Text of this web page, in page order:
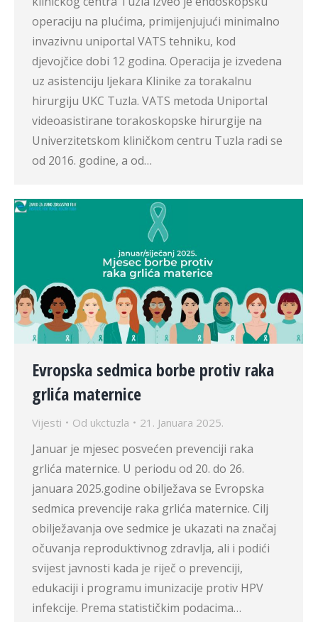
operaciju na plućima, primijenjujući minimalno
invazivnu uniportal VATS tehniku, kod
djevojčice dobi 12 godina. Operacija je izvedena
uz asistenciju ljekara Klinike za torakalnu
hirurgiju UKC Tuzla. VATS metoda Uniportal
videoasistirane torakoskopske hirurgije na
Univerzitetskom kliničkom centru Tuzla radi se
od 2016. godine, a od…
Evropska sedmica borbe protiv raka
grlića maternice
Vijesti Od ukctuzla 21. Januara 2025.
Januar je mjesec posvećen prevenciji raka
grlića maternice. U periodu od 20. do 26.
januara 2025.godine obilježava se Evropska
sedmica prevencije raka grlića maternice. Cilj
obilježavanja ove sedmice je ukazati na značaj
očuvanja reproduktivnog zdravlja, ali i podići
svijest javnosti kada je riječ o prevenciji,
edukaciji i programu imunizacije protiv HPV
infekcije. Prema statističkim podacima…